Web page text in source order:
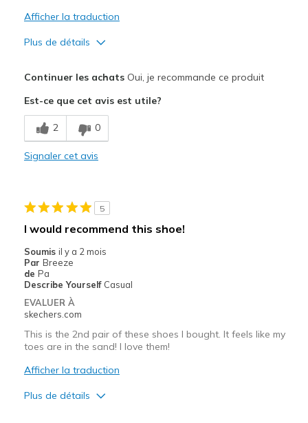
Afficher la traduction
Plus de détails
Breathe Well
Comfortable
Going Out
Sizing
Feels true to size
Continuer les achatsOui, je recommande ce produit
Est-ce que cet avis est utile?
2 0
Signaler cet avis
5
I would recommend this shoe!
Soumis il y a 2 mois
Par Breeze
de Pa
Describe Yourself Casual
EVALUER À
skechers.com
This is the 2nd pair of these shoes I bought. It feels like my
toes are in the sand! I love them!
Afficher la traduction
Plus de détails